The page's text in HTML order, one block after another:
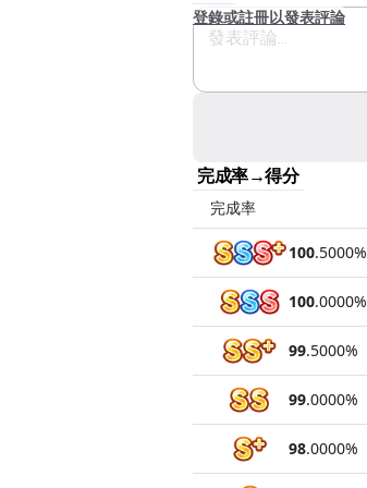
登錄或註冊以發表評論
完成率→得分
完成率
100.5000%
100.0000%
99.5000%
99.0000%
98.0000%